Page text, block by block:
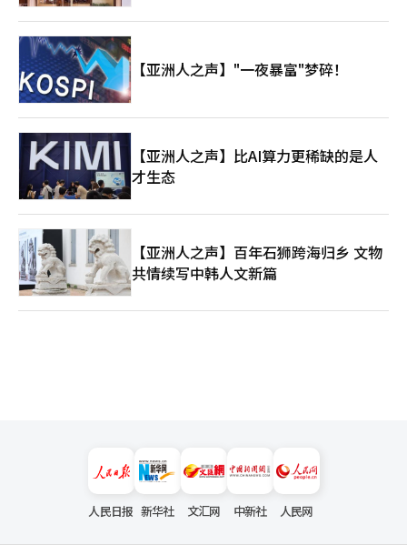
【亚洲人之声】"一夜暴富"梦碎！
【亚洲人之声】比AI算力更稀缺的是人
才生态
【亚洲人之声】百年石狮跨海归乡 文物
共情续写中韩人文新篇
人民日报 新华社 文汇网 中新社 人民网